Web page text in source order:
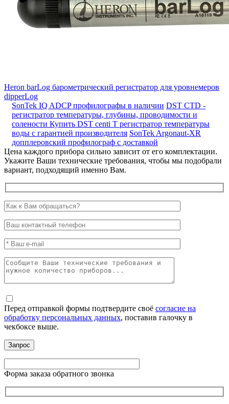
Heron barLog барометрический регистратор для уровнемеров
dipperLog
SonTek IQ ADCP профилографы в наличии DST CTD -
регистратор температуры, глубины, проводимости и
солености Купить DST centi T регистратор температуры
воды с гарантией производителя SonTek Argonaut-XR
допплеровский профилограф с доставкой
Цена каждого прибора сильно зависит от его комплектации.
Укажите Ваши технические требования, чтобы мы подобрали
вариант, подходящий именно Вам.
Перед отправкой формы подтвердите своё согласие на
обработку персональных данных, поставив галочку в
чекбоксе выше.
Форма заказа обратного звонка